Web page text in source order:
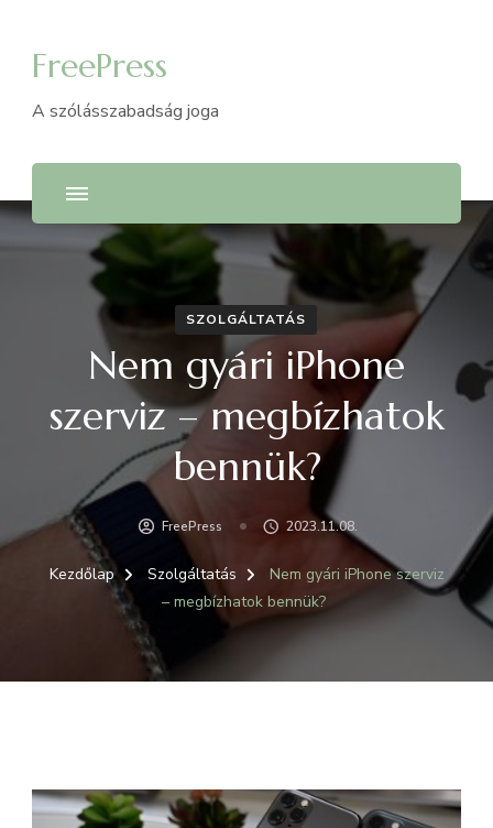
FreePress
A szólásszabadság joga
SZOLGÁLTATÁS
Nem gyári iPhone
szerviz – megbízhatok
bennük?
FreePress 2023.11.08.
Kezdőlap Szolgáltatás
Nem gyári iPhone szerviz
– megbízhatok bennük?